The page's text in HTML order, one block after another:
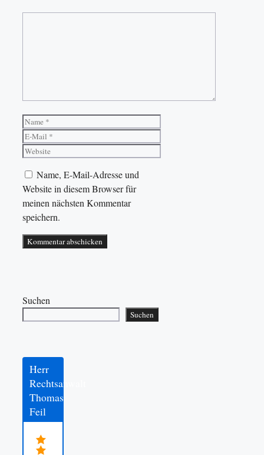
Name
Name, E-Mail-Adresse und
Website in diesem Browser für
meinen nächsten Kommentar
speichern.
Suchen
Suchen
Herr
Rechtsanwalt
Thomas
Feil